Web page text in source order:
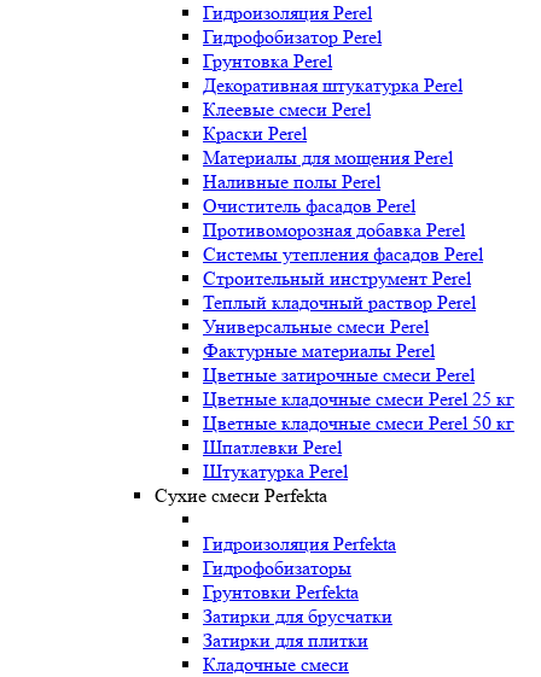
Гидроизоляция Perel
Гидрофобизатор Perel
Грунтовка Perel
Декоративная штукатурка Perel
Клеевые смеси Perel
Краски Perel
Материалы для мощения Perel
Наливные полы Perel
Очиститель фасадов Perel
Противоморозная добавка Perel
Системы утепления фасадов Perel
Строительный инструмент Perel
Теплый кладочный раствор Perel
Универсальные смеси Perel
Фактурные материалы Perel
Цветные затирочные смеси Perel
Цветные кладочные смеси Perel 25 кг
Цветные кладочные смеси Perel 50 кг
Шпатлевки Perel
Штукатурка Perel
Сухие смеси Perfekta
Гидроизоляция Perfekta
Гидрофобизаторы
Грунтовки Perfekta
Затирки для брусчатки
Затирки для плитки
Кладочные смеси